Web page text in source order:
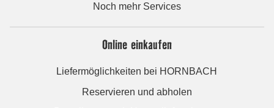
Noch mehr Services
Online einkaufen
Liefermöglichkeiten bei HORNBACH
Reservieren und abholen